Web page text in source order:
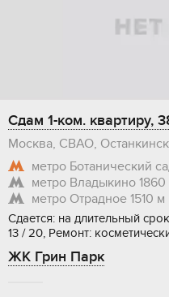
Сдам 1-ком. квартиру,
Москва, СВАО,
метро Ботанический
метро Владыкино 1860
метро Отрадное 1510 м
Сдается: на длительный
13 / 20, Ремонт:
ЖК Грин Парк